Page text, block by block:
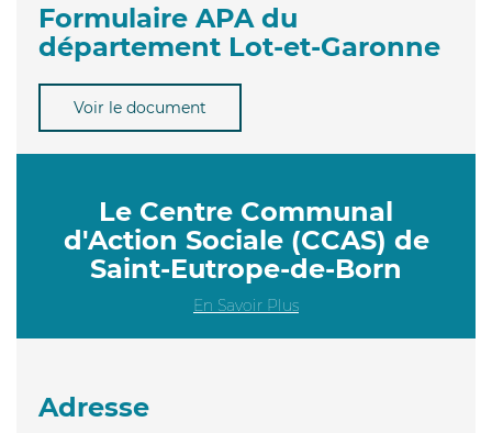
Formulaire APA du
département Lot-et-Garonne
Voir le document
Le Centre Communal
d'Action Sociale (CCAS) de
Saint-Eutrope-de-Born
En Savoir Plus
Adresse